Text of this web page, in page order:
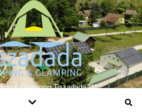
& Glamping Tiszadada ***